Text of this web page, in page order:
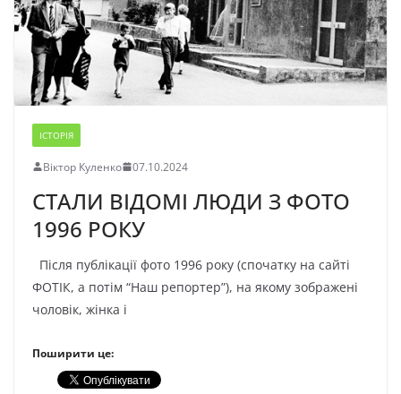
ІСТОРІЯ
Віктор Куленко 07.10.2024
СТАЛИ ВІДОМІ ЛЮДИ З ФОТО
1996 РОКУ
Після публікації фото 1996 року (спочатку на сайті
ФОТІК, а потім “Наш репортер”), на якому зображені
чоловік, жінка і
Поширити це: